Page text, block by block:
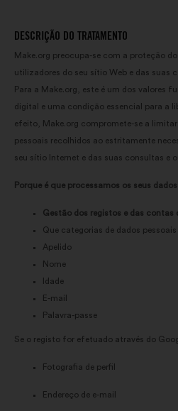
DESCRIÇÃO DO TRATAMENTO
Make.org preocupa-se com a proteção
utilizadores do seu sítio Web e das suas
Para a Make.org, este é um dos valores
digital e uma condição essencial para a
efeito, Make.org compromete-se a
pessoais recolhidos ao estritamente
seu sítio Internet e das suas consultas e
Porque é que processamos os seus
Gestão dos registos e das contas
Que categorias de dados
Apelido
Nome
Idade
E-mail
Palavra-passe
Se o registo for efetuado através do
Fotografia de perfil
Endereço de e-mail